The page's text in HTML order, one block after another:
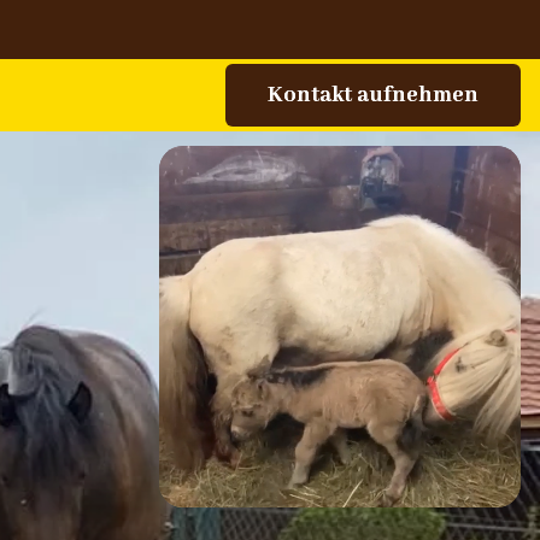
‍Kontakt aufnehmen
‍Kontakt aufnehmen